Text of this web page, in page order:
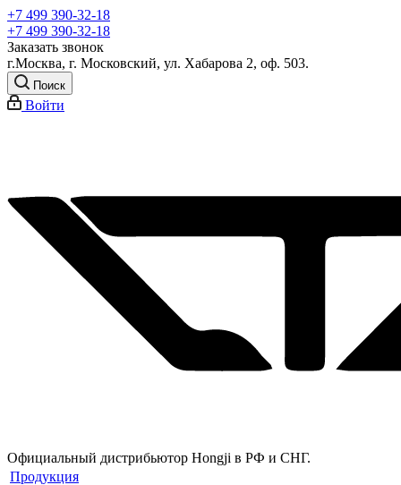
+7 499 390-32-18
+7 499 390-32-18
Заказать звонок
г.Москва, г. Московский, ул. Хабарова 2, оф. 503.
Поиск
Войти
Официальный дистрибьютор Hongji в РФ и СНГ.
Продукция